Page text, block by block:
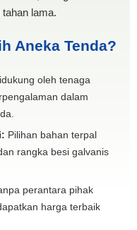
lama.
Aneka Tenda?
oleh tenaga
dalam
Pilihan bahan terpal
rangka besi galvanis
perantara pihak
harga terbaik